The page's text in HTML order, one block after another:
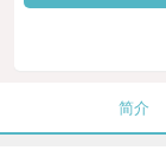
简介